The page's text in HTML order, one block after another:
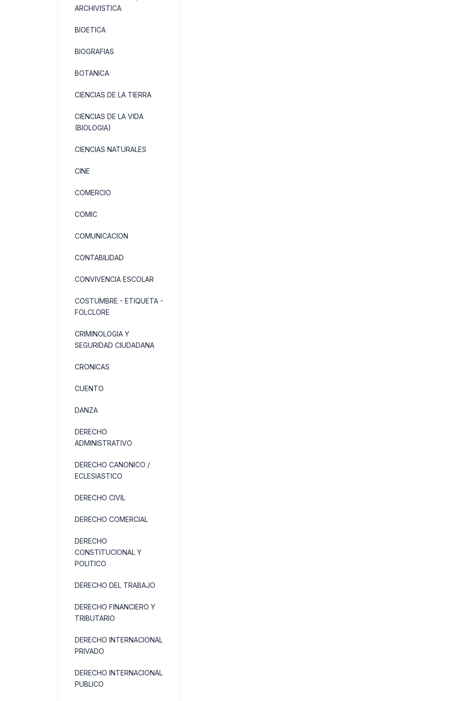
ARCHIVISTICA
BIOETICA
BIOGRAFIAS
BOTANICA
CIENCIAS DE LA TIERRA
CIENCIAS DE LA VIDA
(BIOLOGIA)
CIENCIAS NATURALES
CINE
COMERCIO
COMIC
COMUNICACION
CONTABILIDAD
CONVIVENCIA ESCOLAR
COSTUMBRE - ETIQUETA -
FOLCLORE
CRIMINOLOGIA Y
SEGURIDAD CIUDADANA
CRONICAS
CUENTO
DANZA
DERECHO
ADMINISTRATIVO
DERECHO CANONICO /
ECLESIASTICO
DERECHO CIVIL
DERECHO COMERCIAL
DERECHO
CONSTITUCIONAL Y
POLITICO
DERECHO DEL TRABAJO
DERECHO FINANCIERO Y
TRIBUTARIO
DERECHO INTERNACIONAL
PRIVADO
DERECHO INTERNACIONAL
PUBLICO